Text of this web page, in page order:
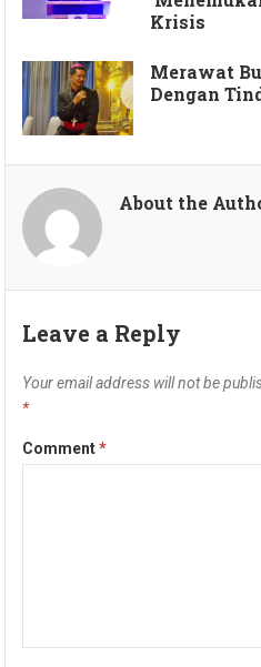
Krisis
Merawat
Dengan
About the
Leave a Reply
Your email address will not be
*
Comment*